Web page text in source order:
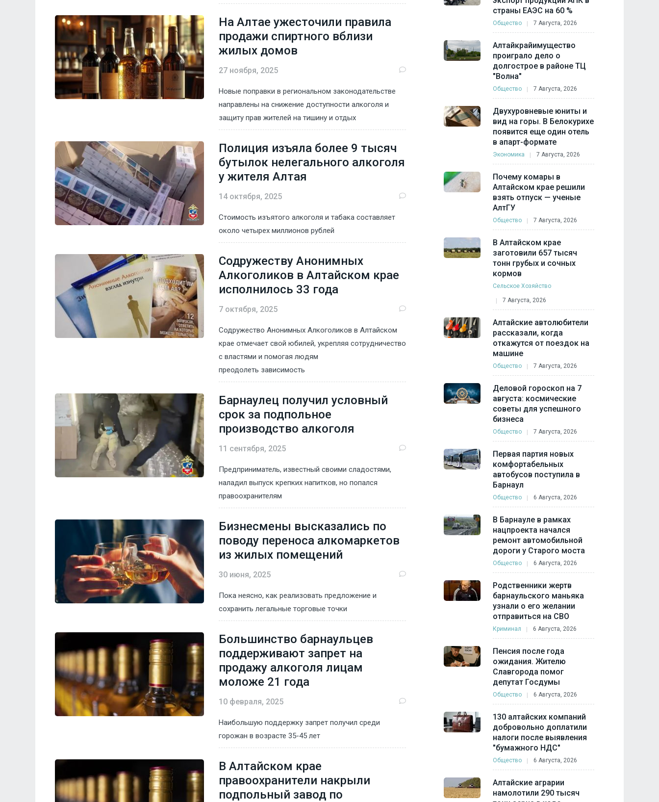
На Алтае ужесточили правила
продажи спиртного вблизи
жилых домов
27 ноября, 2025
Новые поправки в региональном законодательстве
направлены на снижение доступности алкоголя и
защиту прав жителей на тишину и отдых
Полиция изъяла более 9 тысяч
бутылок нелегального алкоголя
у жителя Алтая
14 октября, 2025
Стоимость изъятого алкоголя и табака составляет
около четырех миллионов рублей
Содружеству Анонимных
Алкоголиков в Алтайском крае
исполнилось 33 года
7 октября, 2025
Содружество Анонимных Алкоголиков в Алтайском
крае отмечает свой юбилей, укрепляя сотрудничество
с властями и помогая людям
преодолеть зависимость
Барнаулец получил условный
срок за подпольное
производство алкоголя
11 сентября, 2025
Предприниматель, известный своими сладостями,
наладил выпуск крепких напитков, но попался
правоохранителям
Бизнесмены высказались по
поводу переноса алкомаркетов
из жилых помещений
30 июня, 2025
Пока неясно, как реализовать предложение и
сохранить легальные торговые точки
Большинство барнаульцев
поддерживают запрет на
продажу алкоголя лицам
моложе 21 года
10 февраля, 2025
Наибольшую поддержку запрет получил среди
горожан в возрасте 35-45 лет
В Алтайском крае
правоохранители накрыли
подпольный завод по
страны ЕАЭС на 60 %
Общество 7 Августа, 2026
Алтайкрайимущество
проиграло дело о
долгострое в районе ТЦ
"Волна"
Общество 7 Августа, 2026
Двухуровневые юниты и
вид на горы. В Белокурихе
появится еще один отель
в апарт-формате
Экономика 7 Августа, 2026
Почему комары в
Алтайском крае решили
взять отпуск — ученые
АлтГУ
Общество 7 Августа, 2026
В Алтайском крае
заготовили 657 тысяч
тонн грубых и сочных
кормов
Сельское Хозяйство
7 Августа, 2026
Алтайские автолюбители
рассказали, когда
откажутся от поездок на
машине
Общество 7 Августа, 2026
Деловой гороскоп на 7
августа: космические
советы для успешного
бизнеса
Общество 7 Августа, 2026
Первая партия новых
комфортабельных
автобусов поступила в
Барнаул
Общество 6 Августа, 2026
В Барнауле в рамках
нацпроекта начался
ремонт автомобильной
дороги у Старого моста
Общество 6 Августа, 2026
Родственники жертв
барнаульского маньяка
узнали о его желании
отправиться на СВО
Криминал 6 Августа, 2026
Пенсия после года
ожидания. Жителю
Славгорода помог
депутат Госдумы
Общество 6 Августа, 2026
130 алтайских компаний
добровольно доплатили
налоги после выявления
"бумажного НДС"
Общество 6 Августа, 2026
Алтайские аграрии
намолотили 290 тысяч